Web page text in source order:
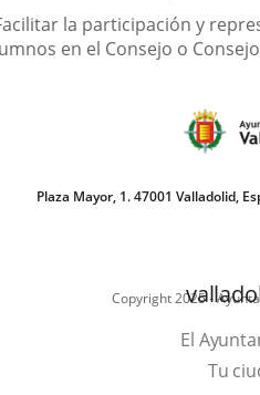
la participación y
en el Consejo o
Plaza Mayor, 1. 47001 Valladolid,
Copyright 2025 -
El
Tu